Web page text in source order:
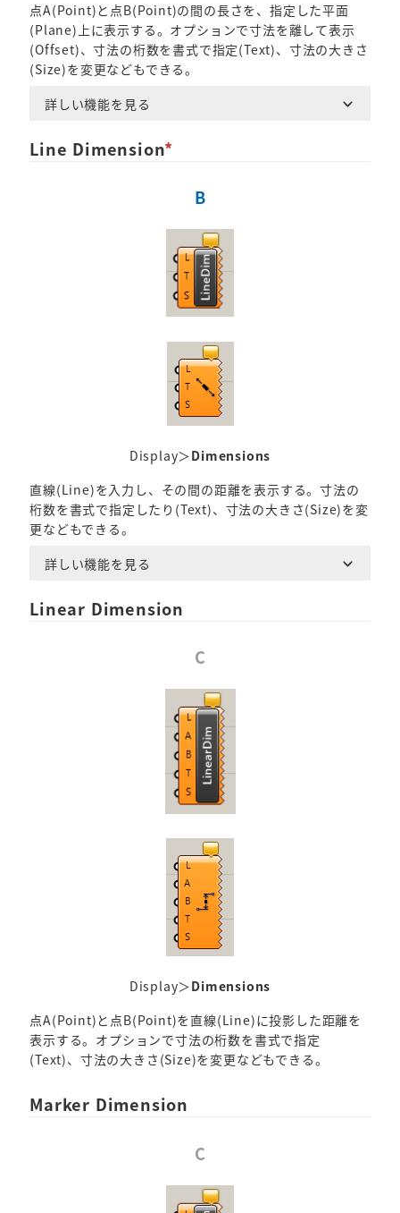
点A(Point)と点B(Point)の間の長さを、指定した平面
(Plane)上に表示する。オプションで寸法を離して表示
(Offset)、寸法の桁数を書式で指定(Text)、寸法の大きさ
(Size)を変更などもできる。
詳しい機能を見る
Line Dimension*
B
Display＞Dimensions
直線(Line)を入力し、その間の距離を表示する。寸法の
桁数を書式で指定したり(Text)、寸法の大きさ(Size)を変
更などもできる。
詳しい機能を見る
Linear Dimension
C
Display＞Dimensions
点A(Point)と点B(Point)を直線(Line)に投影した距離を
表示する。オプションで寸法の桁数を書式で指定
(Text)、寸法の大きさ(Size)を変更などもできる。
Marker Dimension
C